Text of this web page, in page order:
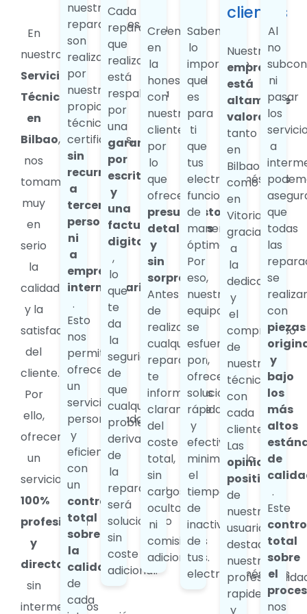
En
nuestro
Servicio
Técnico
en
Bilbao,
nos
tomamos
muy
en
serio
la
calidad
y la
satisfacción
del
cliente.
Por
ello,
ofrecemos
un
servicio
100%
profesional
y
directo
sin
intermediarios
nuestras
reparaciones
son
realizadas
por
nuestros
propios
técnicos
certificados,
sin
recurrir
a
terceras
personas
ni
a
empresas
intermediarias
.
Esto
nos
permite
ofrecerte
un
servicio
personalizado
y
eficiente,
con
un
control
total
sobre
la
calidad
de
cada
Cada
reparación
que
realizamos
está
respaldada
por
una
garantía
por
escrito
y
una
factura
digital
,
lo
que
te
da
la
seguridad
de
que
cualquier
problema
derivado
de
la
reparación
será
solucionado
sin
coste
adicional.
Creemos
en
la
honestidad
con
nuestros
clientes,
por
lo
que
ofrecemos
presupuestos
detallados
y
sin
sorpresas
Antes
de
realizar
cualquier
reparación,
te
informamos
claramente
del
coste
total,
sin
cargos
ocultos
ni
comisiones
adicionales.
Sabemos
lo
importante
que
es
para
ti
que
tus
electrodomésticos
funcionen
de
manera
óptima.
Por
eso,
nuestro
equipo
se
esfuerza
por
ofrecerte
soluciones
rápidas
y
efectivas,
minimizando
el
tiempo
de
inactividad
de
tus
electrodomésticos.
clientes
Nuestra
empresa
está
altamente
valorada
tanto
en
Bilbao
como
en
Vitoria,
gracias
a
la
dedicación
y
el
compromiso
de
nuestros
técnicos
con
cada
cliente.
Las
opiniones
positivas
de
nuestros
usuarios
destacan
nuestra
rapidez
y
Al
no
ni
pasar
los
a
que
todas
las
se
con
piezas
y
bajo
los
más
altos
de
.
Este
total
sobre
el
nos